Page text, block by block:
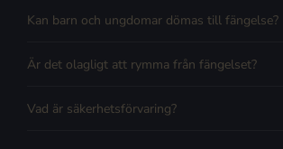
Kan barn och ungdomar dömas till fängelse?
Är det olagligt att rymma från fängelset?
Vad är säkerhetsförvaring?